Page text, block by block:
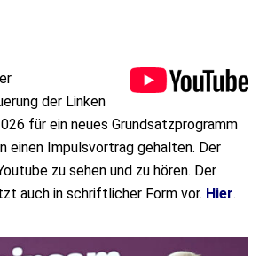
der Linken
für ein neues Grundsatzprogramm
einen Impulsvortrag gehalten. Der
zu sehen und zu hören. Der
auch in schriftlicher Form vor. Hier.